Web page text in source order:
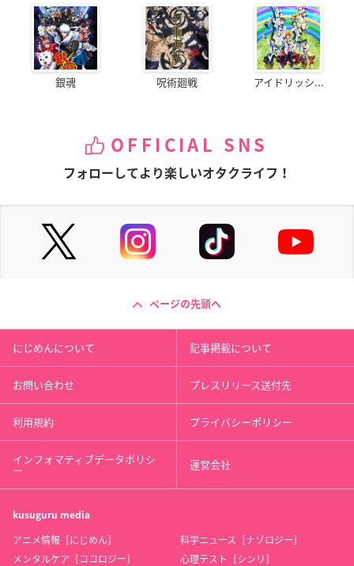
銀魂 呪術廻戦 アイドリッシ...
OFFICIAL SNS
フォローしてより楽しいオタクライフ！
ページの先頭へ
にじめんについて 記事掲載について
お問い合わせ プレスリリース送付先
利用規約 プライバシーポリシー
インフォマティブデータポリシ
ー 運営会社
kusuguru media
アニメ情報［にじめん］
科学ニュース［ナゾロジー］
メンタルケア［ココロジー］
心理テスト［シンリ］